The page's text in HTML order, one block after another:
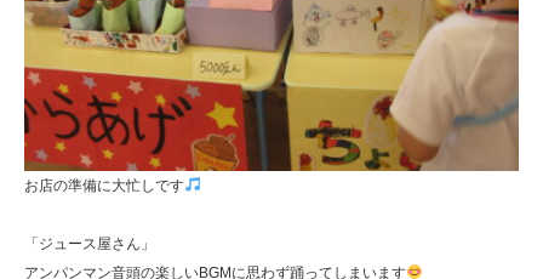
お店の準備に大忙しです
「ジュース屋さん」
アンパンマン音頭の楽しいBGMに思わず踊ってしまいます